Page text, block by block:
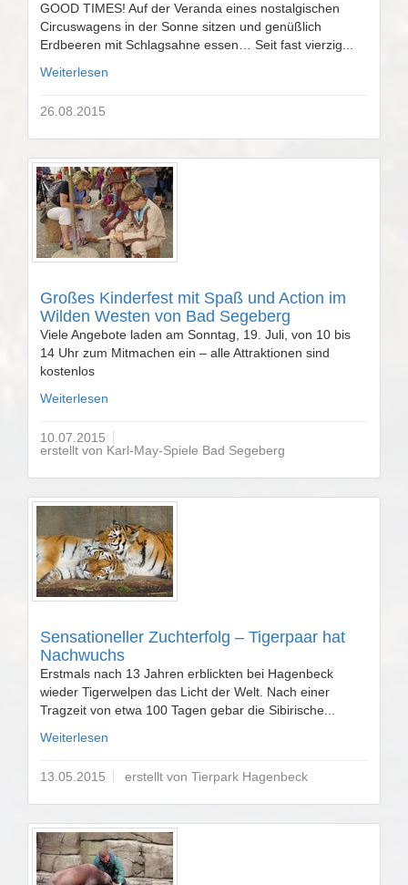
GOOD TIMES! Auf der Veranda eines nostalgischen
Circuswagens in der Sonne sitzen und genüßlich
Erdbeeren mit Schlagsahne essen… Seit fast vierzig...
Weiterlesen
26.08.2015
Großes Kinderfest mit Spaß und Action im
Wilden Westen von Bad Segeberg
Viele Angebote laden am Sonntag, 19. Juli, von 10 bis
14 Uhr zum Mitmachen ein – alle Attraktionen sind
kostenlos
Weiterlesen
10.07.2015
erstellt von Karl-May-Spiele Bad Segeberg
Sensationeller Zuchterfolg – Tigerpaar hat
Nachwuchs
Erstmals nach 13 Jahren erblickten bei Hagenbeck
wieder Tigerwelpen das Licht der Welt. Nach einer
Tragzeit von etwa 100 Tagen gebar die Sibirische...
Weiterlesen
13.05.2015 erstellt von Tierpark Hagenbeck